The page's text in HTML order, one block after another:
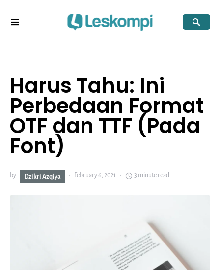
Harus Tahu: Ini
Perbedaan Format
OTF dan TTF (Pada
Font)
by Dzikri Azqiya February 6, 2021 3 minute read